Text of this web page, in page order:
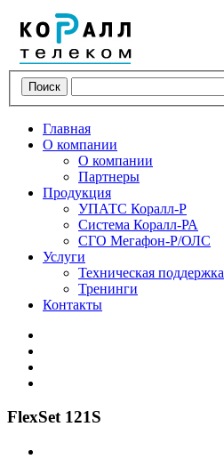
Поиск
Главная
О компании
О компании
Партнеры
Продукция
УПАТС Коралл-Р
Система Коралл-РА
СГО Мегафон-Р/ОЛС
Услуги
Техническая поддержка
Тренинги
Контакты
FlexSet 121S